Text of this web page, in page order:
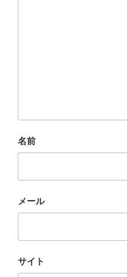
名前
メール
サイト